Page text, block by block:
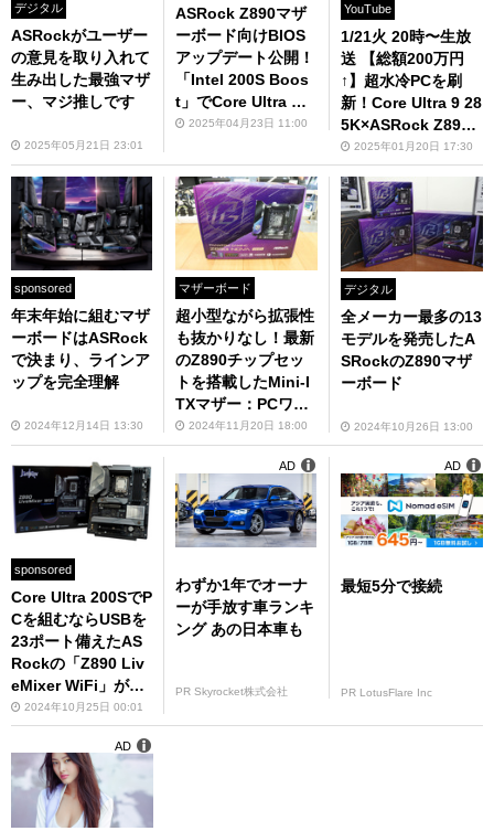
デジタル
ASRockがユーザー
の意見を取り入れて
生み出した最強マザ
ー、マジ推しです
2025年05月21日 23:01
ASRock Z890マザ
ーボード向けBIOS
アップデート公開！
「Intel 200S Boos
t」でCore Ultra K
シリーズCPUの性能
2025年04月23日 11:00
YouTube
1/21火 20時〜生放
送 【総額200万円
↑】超水冷PCを刷
新！Core Ultra 9 28
5K×ASRock Z890 T
aichi AQUAで自作
だ【デジデジ90】
2025年01月20日 17:30
sponsored
年末年始に組むマザ
ーボードはASRock
で決まり、ラインア
ップを完全理解
2024年12月14日 13:30
マザーボード
超小型ながら拡張性
も抜かりなし！最新
のZ890チップセッ
トを搭載したMini-I
TXマザー：PCワン
ズ2024年11月20日 18:00
デジタル
全メーカー最多の13
モデルを発売したA
SRockのZ890マザ
ーボード
2024年10月26日 13:00
sponsored
Core Ultra 200SでP
Cを組むならUSBを
23ポート備えたAS
Rockの「Z890 Liv
eMixer WiFi」がい
いぞ！ 配信者やク
リエイターは必見
2024年10月25日 00:01
わずか1年でオーナ
ーが手放す車ランキ
ング あの日本車も
PR Skyrocket株式会社
AD
最短5分で接続
PR LotusFlare Inc
AD
AD